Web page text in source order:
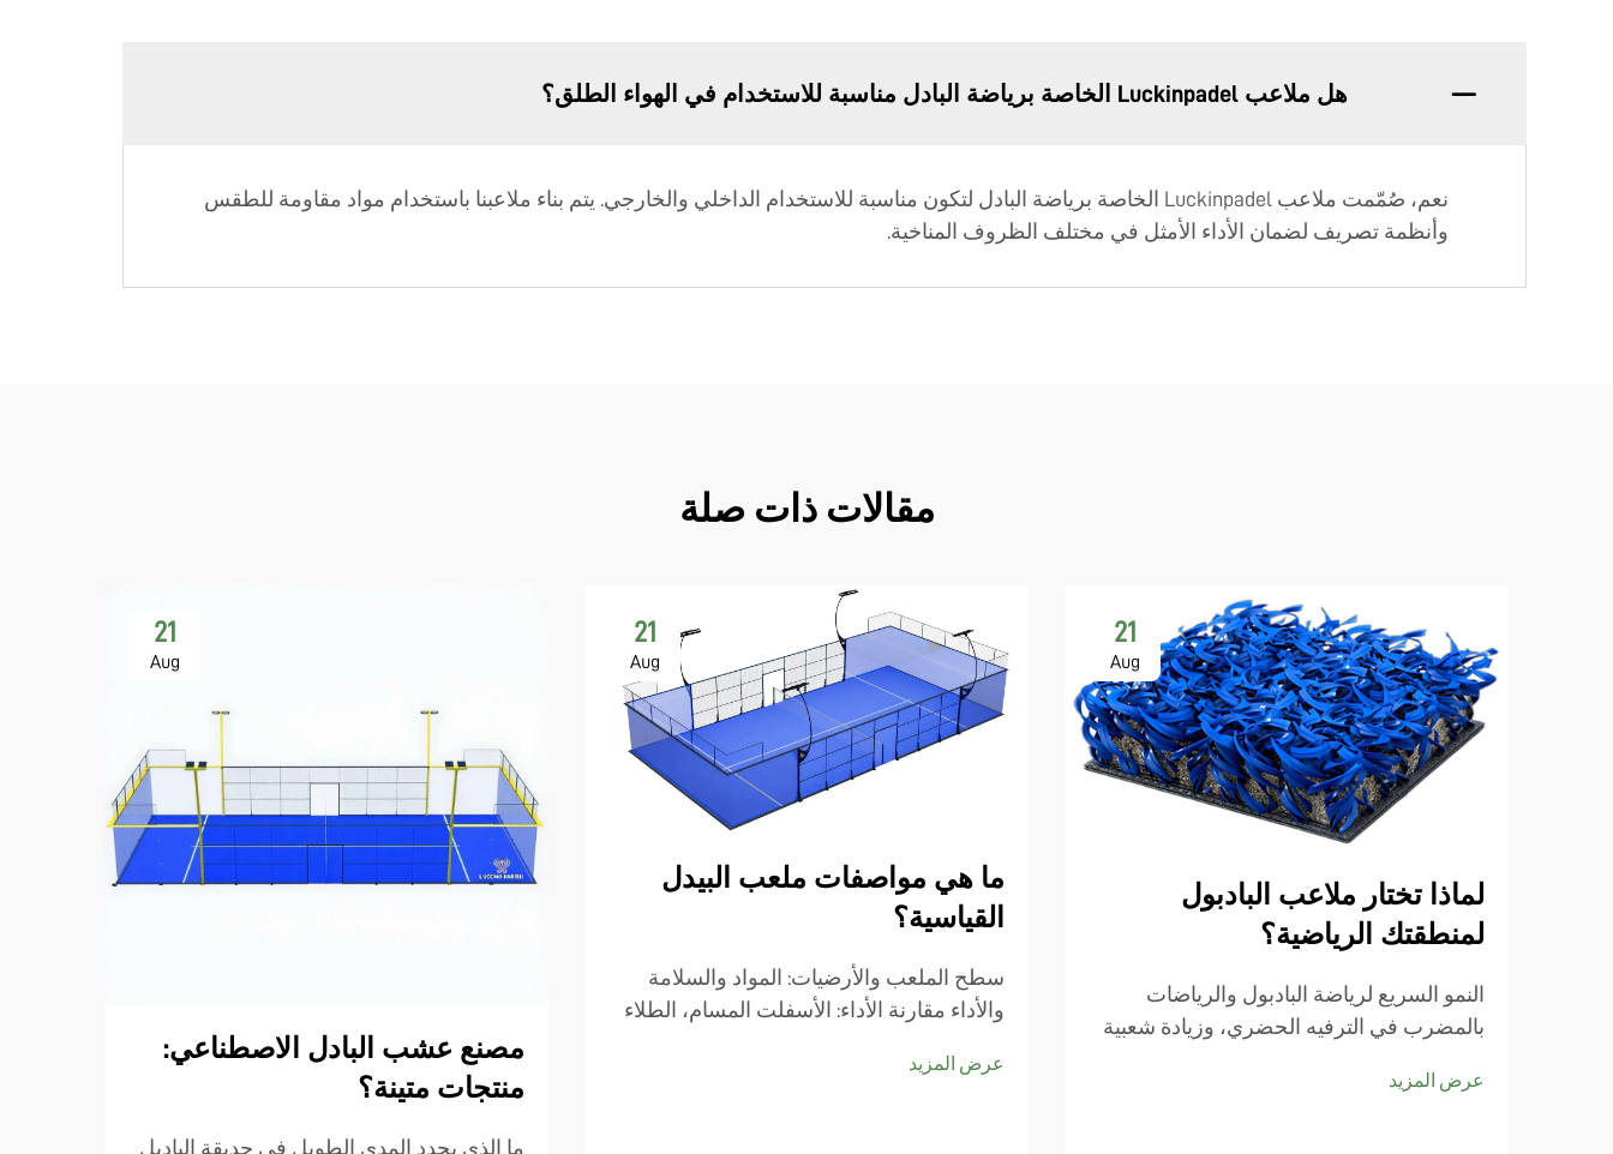
هل ملاعب Luckinpadel الخاصة برياضة البادل مناسبة للاستخدام في الهواء الطلق؟
نعم، صُمّمت ملاعب Luckinpadel الخاصة برياضة البادل لتكون مناسبة للاستخدام الداخلي والخارجي. يتم بناء ملاعبنا باستخدام مواد مقاومة للطقس
وأنظمة تصريف لضمان الأداء الأمثل في مختلف الظروف المناخية.
مقالات ذات صلة
21
Aug
لماذا تختار ملاعب البادبول
لمنطقتك الرياضية؟
النمو السريع لرياضة البادبول والرياضات
بالمضرب في الترفيه الحضري، وزيادة شعبية
بول، يبدأ المزيد من مخططي المدن بوضع
عرض المزيد
21
Aug
ما هي مواصفات ملعب البيدل
القياسية؟
سطح الملعب والأرضيات: المواد والسلامة
والأداء مقارنة الأداء: الأسفلت المسام، الطلاء
السطح يجعل كل الفرق عند النظر في
عرض المزيد
21
Aug
مصنع عشب البادل الاصطناعي:
منتجات متينة؟
ما الذي يحدد المدى الطويل في حديقة الباديل